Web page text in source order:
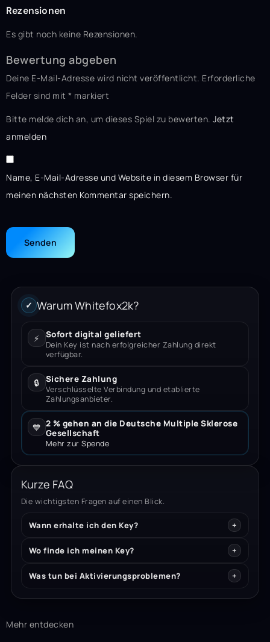
Rezensionen
Es gibt noch keine Rezensionen.
Bewertung abgeben
Deine E-Mail-Adresse wird nicht veröffentlicht. Erforderliche
Felder sind mit * markiert
Bitte melde dich an, um dieses Spiel zu bewerten. Jetzt
anmelden
Name, E-Mail-Adresse und Website in diesem Browser für
meinen nächsten Kommentar speichern.
✓ Warum Whitefox2k?
⚡ Sofort digital geliefert
Dein Key ist nach erfolgreicher Zahlung direkt
verfügbar.
🔒 Sichere Zahlung
Verschlüsselte Verbindung und etablierte
Zahlungsanbieter.
💙 2 % gehen an die Deutsche Multiple Sklerose
Gesellschaft
Mehr zur Spende
Kurze FAQ
Die wichtigsten Fragen auf einen Blick.
Wann erhalte ich den Key?
Wo finde ich meinen Key?
Was tun bei Aktivierungsproblemen?
Mehr entdecken